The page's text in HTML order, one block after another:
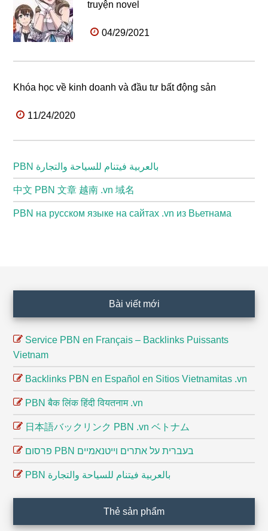
truyện novel
04/29/2021
Khóa học về kinh doanh và đầu tư bất động sản
11/24/2020
PBN بالعربية فيتنام للسياحة والتجارة
中文 PBN 文章 越南 .vn 域名
PBN на русском языке на сайтах .vn из Вьетнама
Bài viết mới
Service PBN en Français – Backlinks Puissants
Vietnam
Backlinks PBN en Español en Sitios Vietnamitas .vn
PBN बैक लिंक हिंदी वियतनाम .vn
日本語バックリンク PBN .vn ベトナム
פרסום PBN בעברית על אתרים וייטנאמיים
PBN بالعربية فيتنام للسياحة والتجارة
Thẻ sản phẩm